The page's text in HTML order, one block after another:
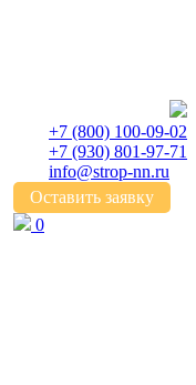
+7 (800) 100-09-02
+7 (930) 801-97-71
info@strop-nn.ru
Оставить заявку
0